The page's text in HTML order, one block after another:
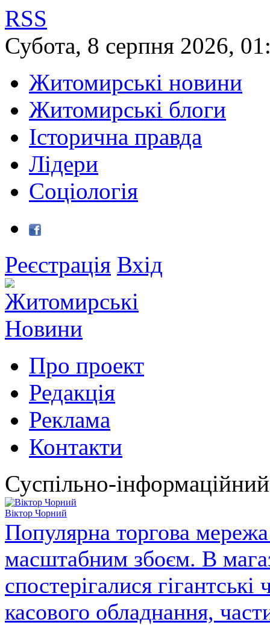
RSS
Субота, 8 серпня 2026,
Житомирські новини
Житомирські блоги
Історична правда
Лідери
Соціологія
Реєстрація Вхід
Про проект
Редакція
Реклама
Контакти
Суспільно-
Віктор Чорний
Популярна торгова
масштабним збоєм. В
спостерігалися
касового обладнання,